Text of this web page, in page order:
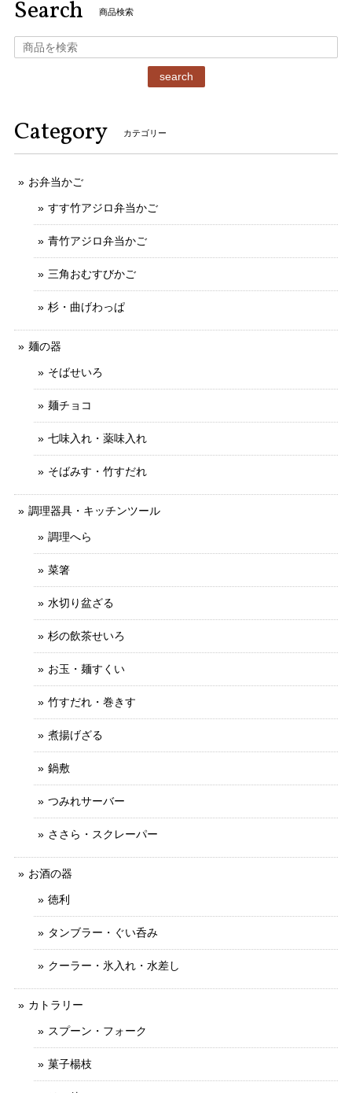
Search 商品検索
search
Category カテゴリー
お弁当かご
すす竹アジロ弁当かご
青竹アジロ弁当かご
三角おむすびかご
杉・曲げわっぱ
麺の器
そばせいろ
麺チョコ
七味入れ・薬味入れ
そばみす・竹すだれ
調理器具・キッチンツール
調理へら
菜箸
水切り盆ざる
杉の飲茶せいろ
お玉・麺すくい
竹すだれ・巻きす
煮揚げざる
鍋敷
つみれサーバー
ささら・スクレーパー
お酒の器
徳利
タンブラー・ぐい呑み
クーラー・氷入れ・水差し
カトラリー
スプーン・フォーク
菓子楊枝